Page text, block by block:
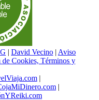
| David Vecino | Aviso
Cookies, Términos y
|
|